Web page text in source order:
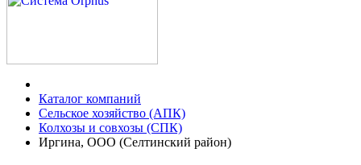
Каталог компаний
Сельское хозяйство (АПК)
Колхозы и совхозы (СПК)
Иргина, ООО (Селтинский район)